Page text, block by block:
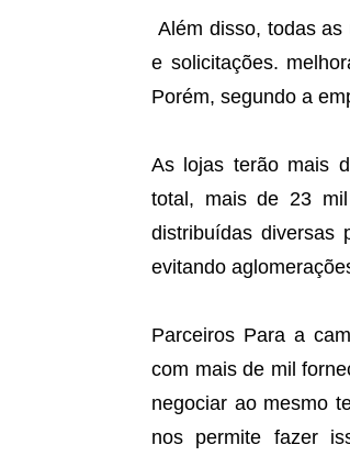
Além disso, todas
e solicitações.
Porém, segundo a
As lojas terão mais
total, mais de 23 mil
distribuídas diversas
evitando
Parceiros Para a
com mais de mil
negociar ao mesmo
nos permite fazer